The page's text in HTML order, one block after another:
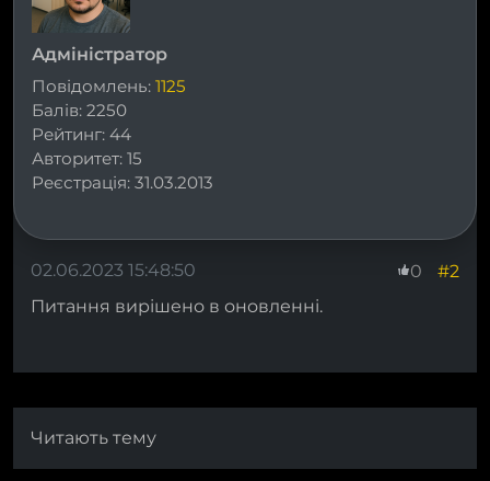
Адміністратор
Повідомлень: 1125
Балів: 2250
Рейтинг: 44
Авторитет: 15
Реєстрація: 31.03.2013
#2
0
02.06.2023 15:48:50
Питання вирішено в оновленні.
Читають тему